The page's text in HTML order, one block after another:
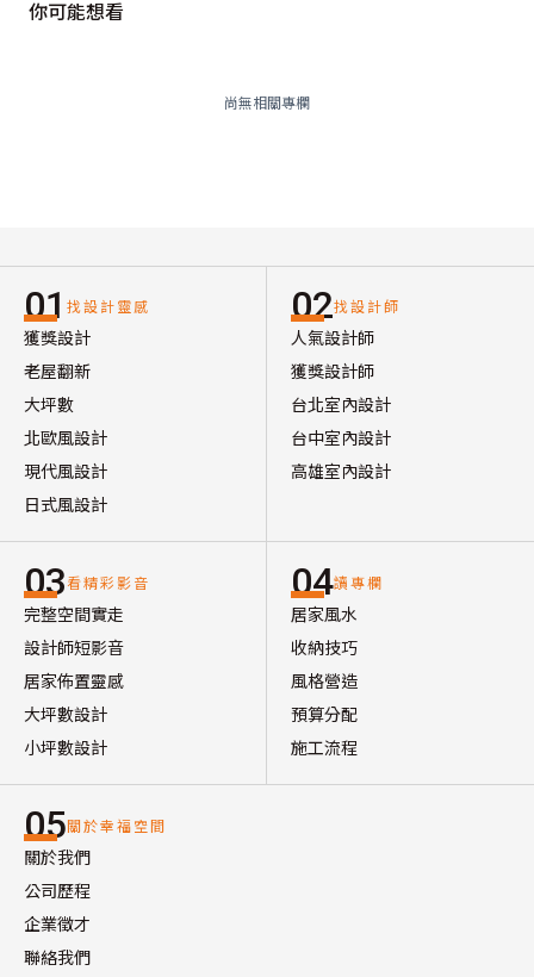
你可能想看
尚無相關專欄
01 找設計靈感
獲獎設計
老屋翻新
大坪數
北歐風設計
現代風設計
日式風設計
02找設計師
人氣設計師
獲獎設計師
台北室內設計
台中室內設計
高雄室內設計
03看精彩影音
完整空間實走
設計師短影音
居家佈置靈感
大坪數設計
小坪數設計
04讀專欄
居家風水
收納技巧
風格營造
預算分配
施工流程
05關於幸福空間
關於我們
公司歷程
企業徵才
聯絡我們